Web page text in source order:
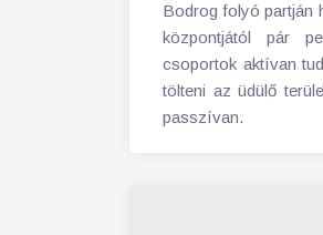
Bodrog folyó partján
központjától pár
csoportok aktívan
tölteni az üdülő
passzívan.